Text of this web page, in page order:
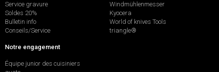
Service gravure
Soldes 20%
Bulletin info
Conseils/Service
Windmühlenmesser
Kyocera
World of knives Tools
triangle®
Notre engagement
Équipe junior des cuisiniers